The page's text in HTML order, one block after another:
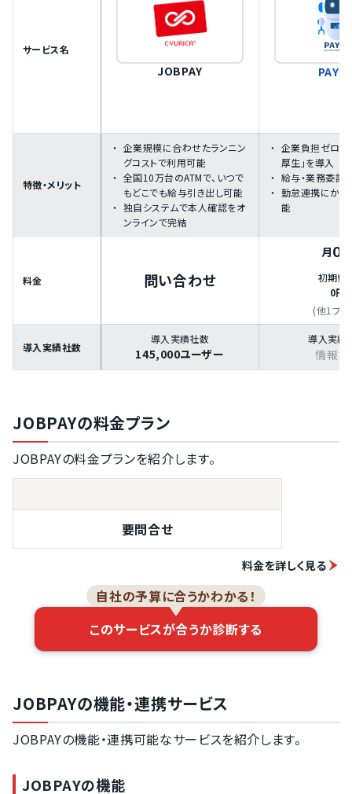
サービス名
JOBPAY
特徴・メリット
企業規模に合わせたランニン
グコストで利用可能
全国10万台のATMで、いつで
もどこでも給与引き出し可能
独自システムで本人確認をオ
ンラインで完結
企業負担ゼロで
厚生」を導入
給与・業務委託
勤怠連携にかか
能
料金 問い合わせ
月0
初期費
0円
(他1プラ
導入実績社数
導入実績社数
145,000ユーザー
導入実績
情報な
JOBPAYの料金プラン
JOBPAYの料金プランを紹介します。
要問合せ
料金を詳しく見る
自社の予算に合うかわかる！
このサービスが合うか診断する
JOBPAYの機能・連携サービス
JOBPAYの機能・連携可能なサービスを紹介します。
JOBPAYの機能